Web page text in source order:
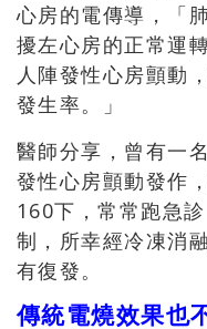
心房的電傳導，「
擾左心房的正常運
人陣發性心房顫動
發生率。」
醫師分享，曾有一
發性心房顫動發作
160下，常常跑急
制，所幸經冷凍消
有復發。
傳統電燒效果也